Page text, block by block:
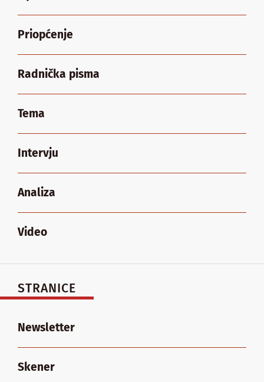
Priopćenje
Radnička pisma
Tema
Intervju
Analiza
Video
STRANICE
Newsletter
Skener